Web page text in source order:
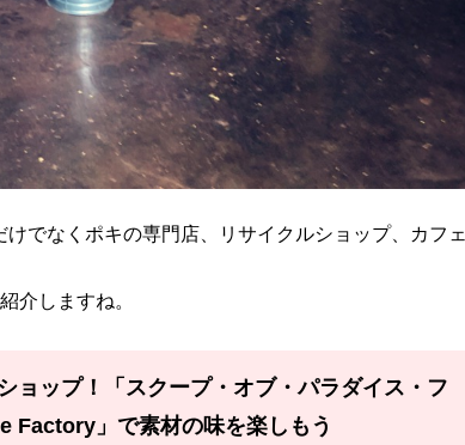
でなくポキの専門店、リサイクルショップ、カフェ
介しますね。
ョップ！「スクープ・オブ・パラダイス・フ
Factory」で素材の味を楽しもう